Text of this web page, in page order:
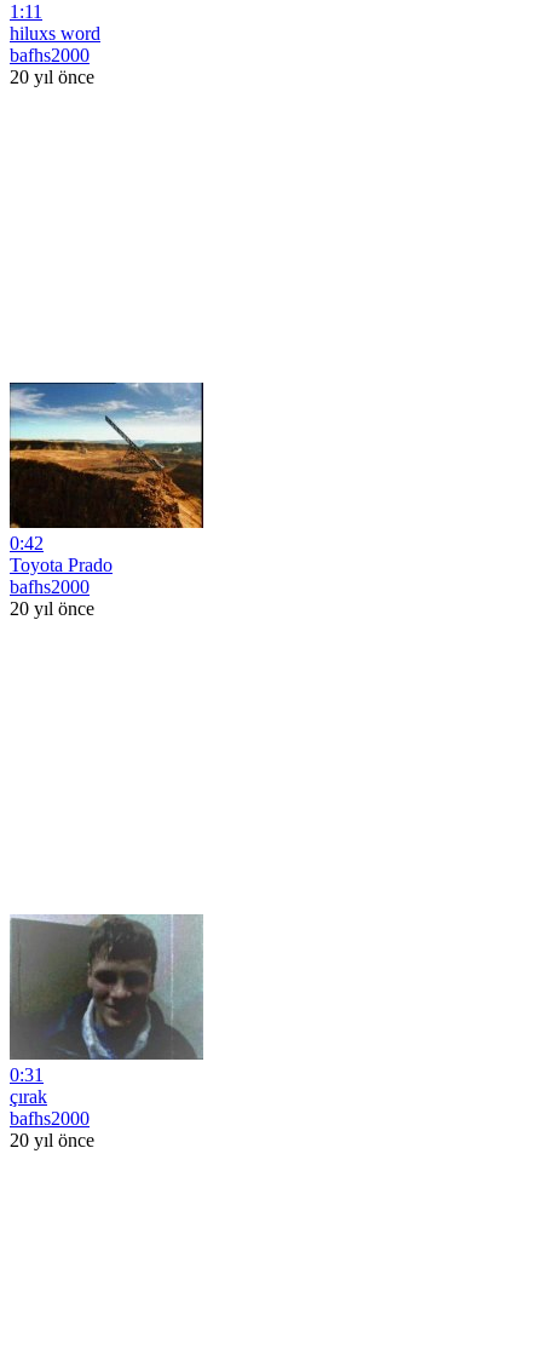
1:11
hiluxs word
bafhs2000
20 yıl önce
0:42
Toyota Prado
bafhs2000
20 yıl önce
0:31
çırak
bafhs2000
20 yıl önce